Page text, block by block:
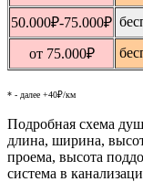
50.000₽-75.000₽
от 75.000₽
* - далее +40₽/км
Подробная схема
длина, ширина,
проема, высота
система в